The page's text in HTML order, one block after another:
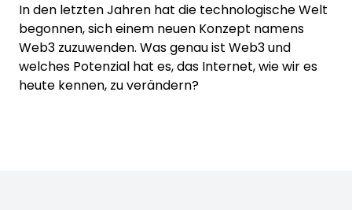
In den letzten Jahren hat die technologische Welt
begonnen, sich einem neuen Konzept namens
Web3 zuzuwenden. Was genau ist Web3 und
welches Potenzial hat es, das Internet, wie wir es
heute kennen, zu verändern?